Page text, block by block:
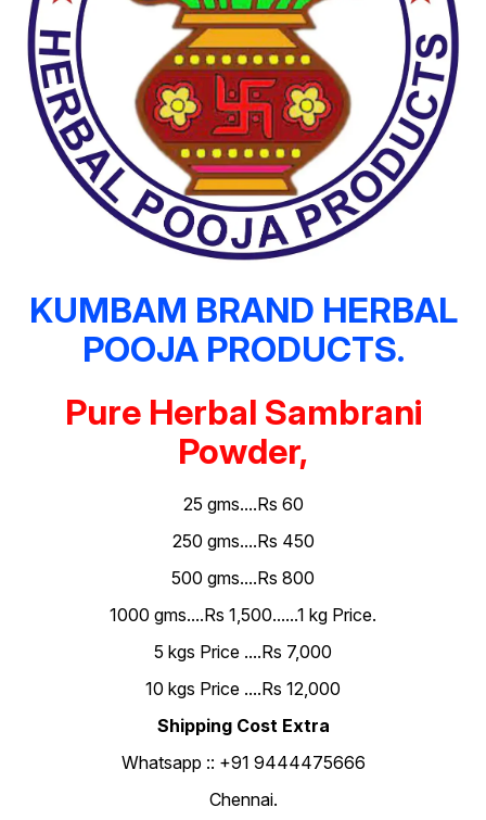
KUMBAM BRAND HERBAL
POOJA PRODUCTS.
Pure Herbal Sambrani
Powder,
25 gms....Rs 60
250 gms....Rs 450
500 gms....Rs 800
1000 gms....Rs 1,500......1 kg Price.
5 kgs Price ....Rs 7,000
10 kgs Price ....Rs 12,000
Shipping Cost Extra
Whatsapp :: +91 9444475666
Chennai.